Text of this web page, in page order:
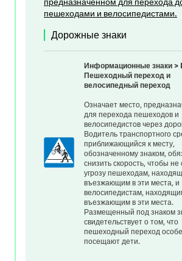
пешеходами и велосипедистами.
Дорожные знаки
Информационные знаки >
Пешеходный переход и
велосипедный переход
Означает место,
для перехода пешеходов и
велосипедистов через
Водитель транспортного
приближающийся к месту,
обозначенному знаком,
снизить скорость, чтобы не
угрозу пешеходам,
въезжающим в эти места, и
велосипедистам,
въезжающим в эти места.
Размещенный под знаком
свидетельствует о том, что
пешеходный переход
посещают дети.